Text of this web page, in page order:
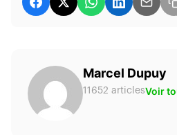
Marcel Dupuy
11652 articlesVoir